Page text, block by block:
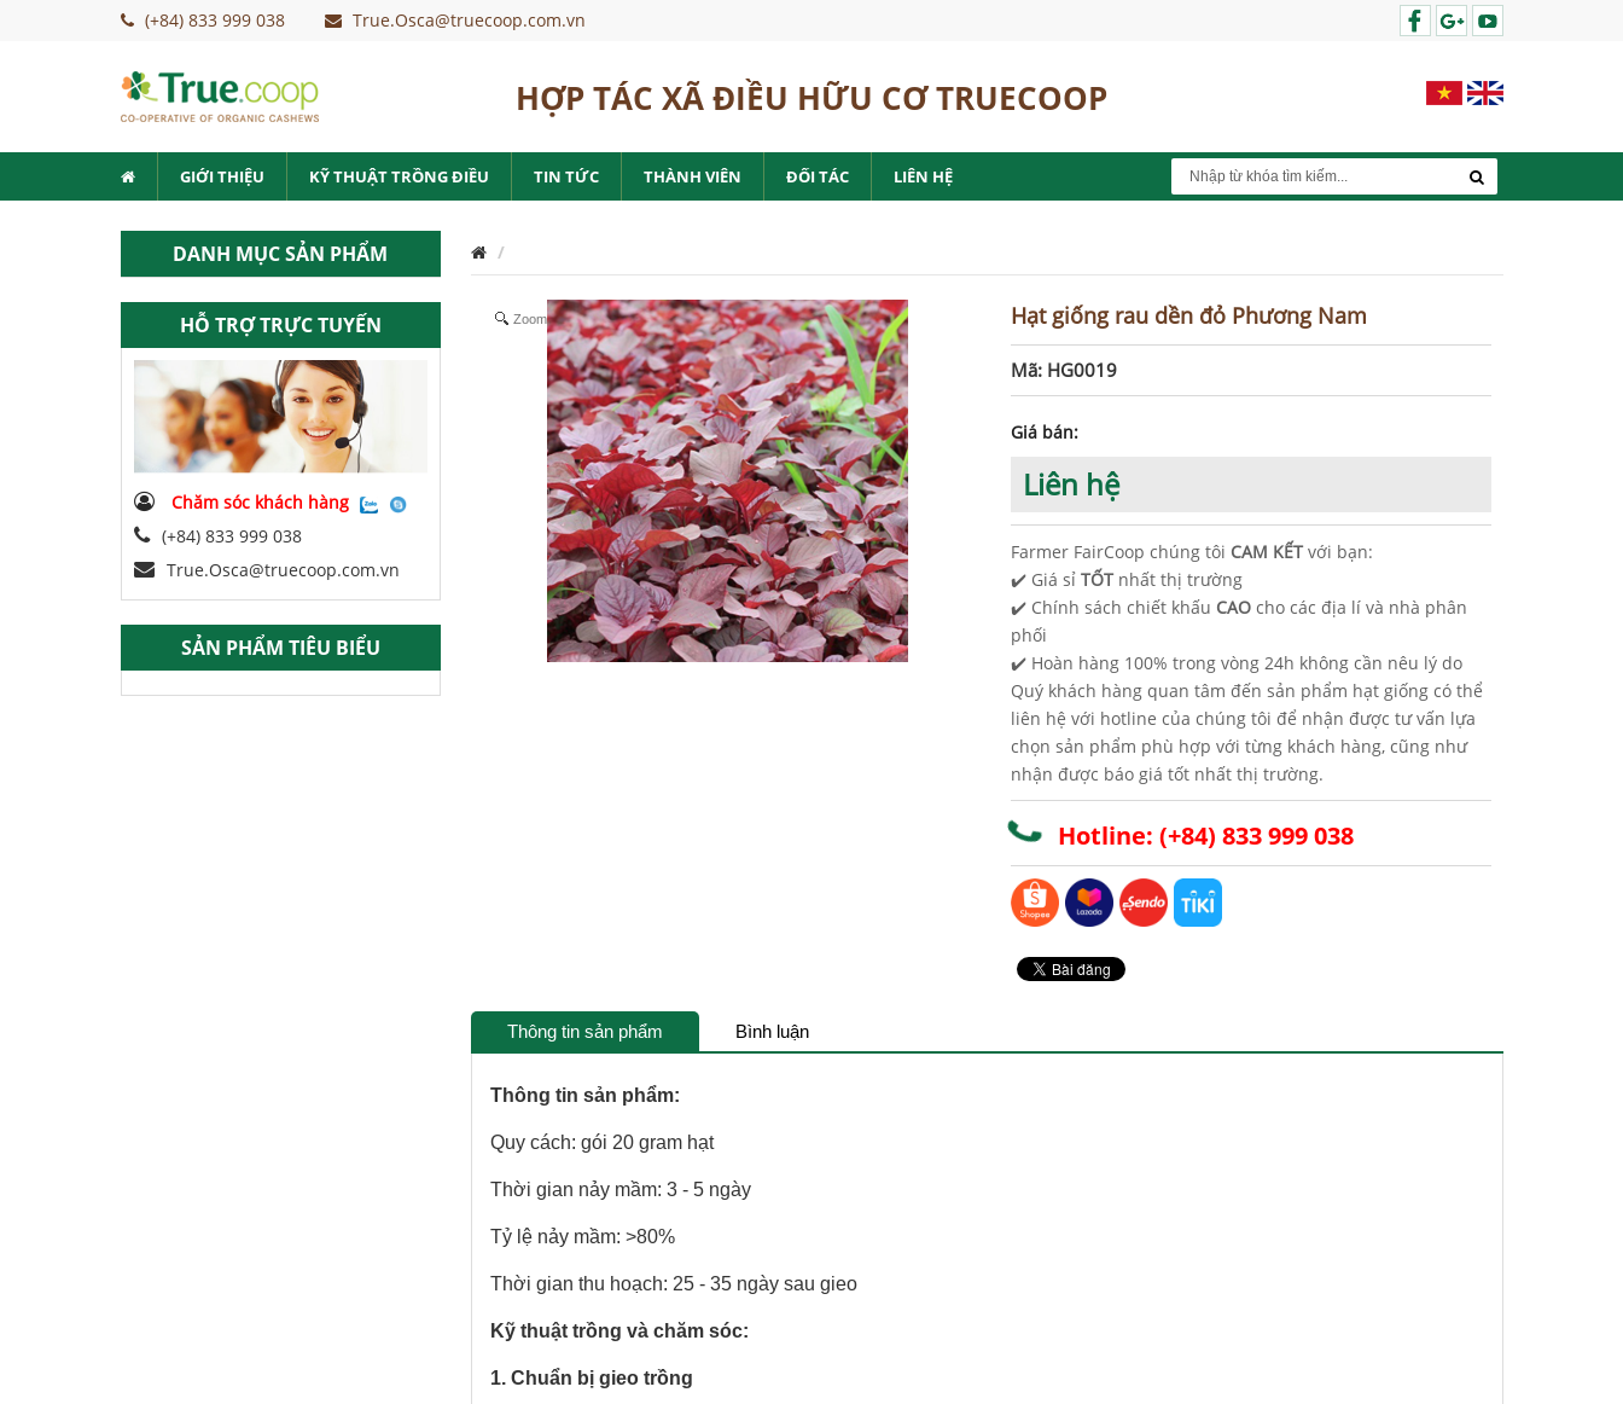
(+84) 833 999 038 True.Osca@truecoop.com.vn
HỢP TÁC XÃ ĐIỀU HỮU CƠ TRUECOOP
GIỚI THIỆU KỸ THUẬT TRỒNG ĐIỀU TIN TỨC THÀNH VIÊN ĐỐI TÁC LIÊN HỆ
DANH MỤC SẢN PHẨM
HỖ TRỢ TRỰC TUYẾN
Chăm sóc khách hàng
(+84) 833 999 038
True.Osca@truecoop.com.vn
SẢN PHẨM TIÊU BIỂU
Zoom Hạt giống rau dền đỏ Phương Nam
Mã: HG0019
Giá bán:
Liên hệ
Farmer FairCoop chúng tôi CAM KẾTvới bạn:
✔️ Giá sỉ TỐTnhất thị trường
✔️ Chính sách chiết khấu CAO cho các địa lí và nhà phân
phối
✔️ Hoàn hàng 100% trong vòng 24h không cần nêu lý do
Quý khách hàng quan tâm đến sản phẩm hạt giống có thể
liên hệ với hotline của chúng tôi để nhận được tư vấn lựa
chọn sản phẩm phù hợp với từng khách hàng, cũng như
nhận được báo giá tốt nhất thị trường.
Hotline: (+84) 833 999 038
Thông tin sản phẩm Bình luận
Thông tin sản phẩm:
Quy cách: gói 20 gram hạt
Thời gian nảy mầm: 3 - 5 ngày
Tỷ lệ nảy mầm: >80%
Thời gian thu hoạch: 25 - 35 ngày sau gieo
Kỹ thuật trồng và chăm sóc:
1. Chuẩn bị gieo trồng